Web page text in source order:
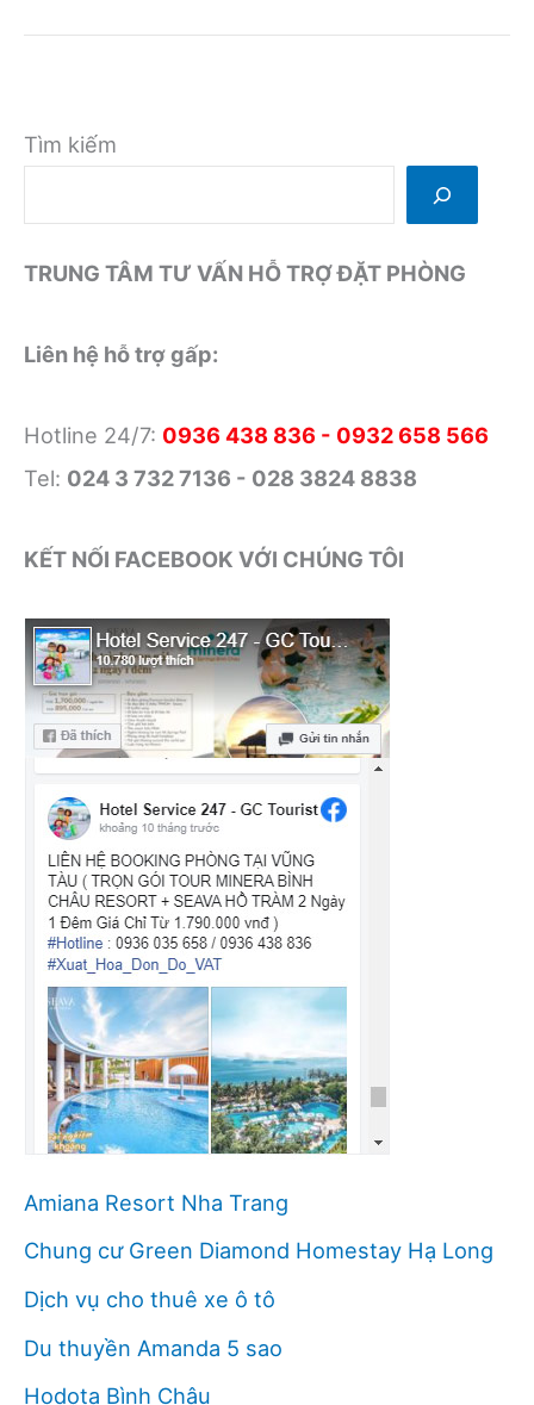
–
Ưu
tuần,
sớm
Tìm kiếm
TRUNG TÂM TƯ VẤN HỖ TRỢ ĐẶT PHÒNG
Liên hệ hỗ trợ gấp:
Hotline 24/7: 0936 438 836 - 0932 658 566
Tel: 024 3 732 7136 - 028 3824 8838
KẾT NỐI FACEBOOK VỚI CHÚNG TÔI
Amiana Resort Nha Trang
Chung cư Green Diamond Homestay Hạ Long
Dịch vụ cho thuê xe ô tô
Du thuyền Amanda 5 sao
Hodota Bình Châu